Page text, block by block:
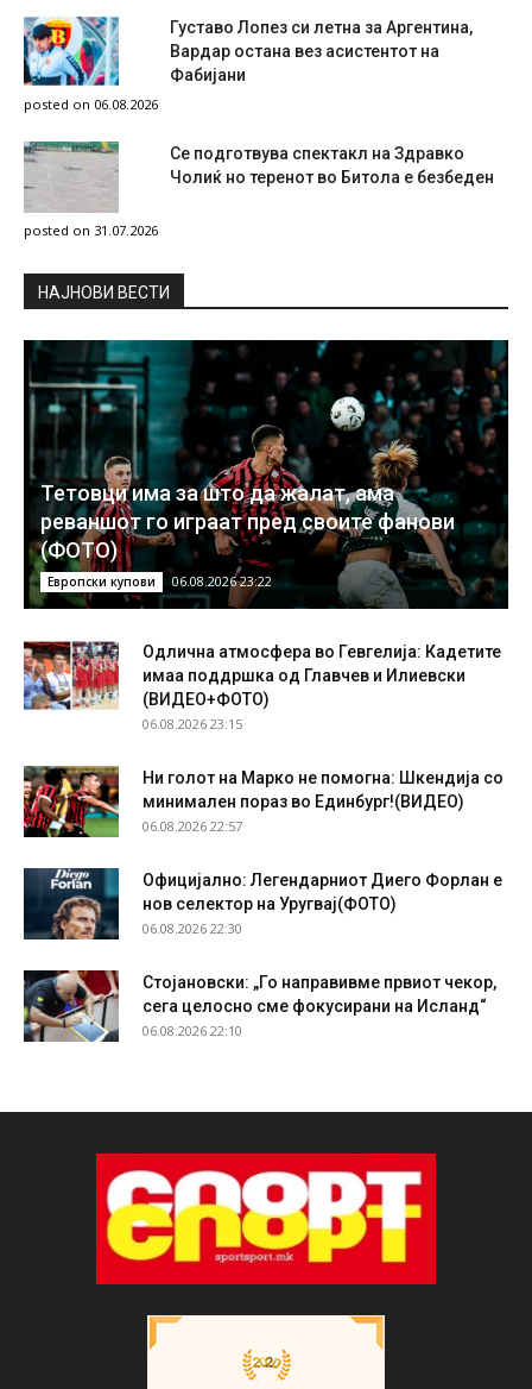
Густаво Лопез си летна за Аргентина,
Вардар остана вез асистентот на
Фабијани
posted on 06.08.2026
Се подготвува спектакл на Здравко
Чолиќ но теренот во Битола е безбеден
posted on 31.07.2026
НAЈНОВИ ВЕСТИ
Тетовци има за што да жалат, ама
реваншот го играат пред своите фанови
(ФОТО)
Европски купови 06.08.2026 23:22
Одлична атмосфера во Гевгелија: Кадетите
имаа поддршка од Главчев и Илиевски
(ВИДЕО+ФОТО)
06.08.2026 23:15
Ни голот на Марко не помогна: Шкендија со
минимален пораз во Единбург!(ВИДЕО)
06.08.2026 22:57
Официјално: Легендарниот Диего Форлан е
нов селектор на Уругвај(ФОТО)
06.08.2026 22:30
Стојановски: „Го направивме првиот чекор,
сега целосно сме фокусирани на Исланд“
06.08.2026 22:10